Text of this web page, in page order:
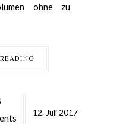
ohne zu
12. Juli 2017